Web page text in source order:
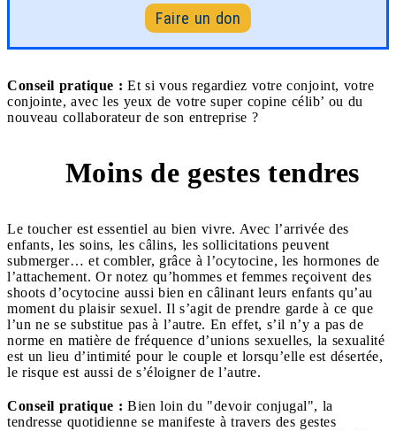
Faire un don
Conseil pratique : Et si vous regardiez votre conjoint, votre
conjointe, avec les yeux de votre super copine célib’ ou du
nouveau collaborateur de son entreprise ?
Moins de gestes tendres
Le toucher est essentiel au bien vivre. Avec l’arrivée des
enfants, les soins, les câlins, les sollicitations peuvent
submerger… et combler, grâce à l’ocytocine, les hormones de
l’attachement. Or notez qu’hommes et femmes reçoivent des
shoots d’ocytocine aussi bien en câlinant leurs enfants qu’au
moment du plaisir sexuel. Il s’agit de prendre garde à ce que
l’un ne se substitue pas à l’autre. En effet, s’il n’y a pas de
norme en matière de fréquence d’unions sexuelles, la sexualité
est un lieu d’intimité pour le couple et lorsqu’elle est désertée,
le risque est aussi de s’éloigner de l’autre.
Conseil pratique : Bien loin du "devoir conjugal", la
tendresse quotidienne se manifeste à travers des gestes